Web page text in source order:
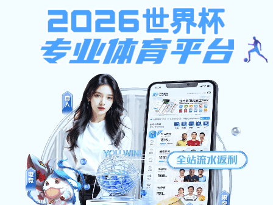
aoa网页版入口博客网
当前位置：与“优酷土豆”相关的标签
播放量显示会完全退出在线视频舞台吗
2019-11-20 | 分类：职场江湖 | 浏览:28
1月9日，优酷微博官宣取消全站前端视频播放量
显示，是继爱奇艺之后的第二个在线视频巨头主
动取消播放量的前端
共1页1 条
广告服务|联系我们
Copyright © 2002-2026 aoa网页版入口新闻博客 版权所有 非商用版本 网站备案
号：粤ICP备21495156号